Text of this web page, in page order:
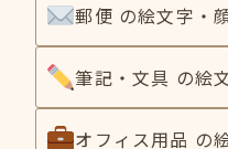
郵便 の絵文字・
筆記・文具 の絵
オフィス用品 の